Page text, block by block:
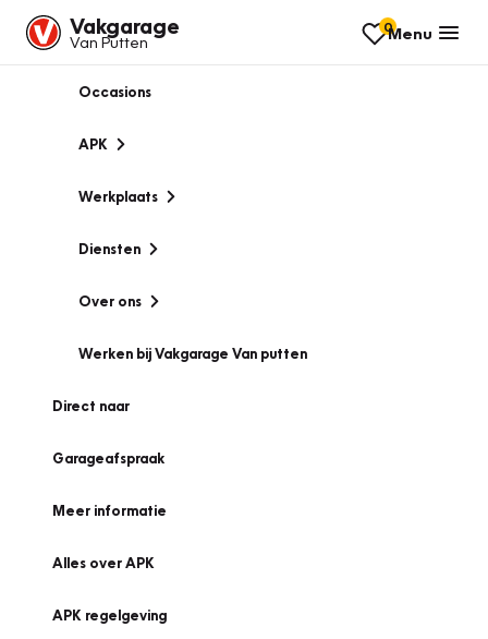
Vakgarage
Van Putten
0Menu
Occasions
APK
Werkplaats
Diensten
Over ons
Werken bij Vakgarage Van putten
Direct naar
Garageafspraak
Meer informatie
Alles over APK
APK regelgeving